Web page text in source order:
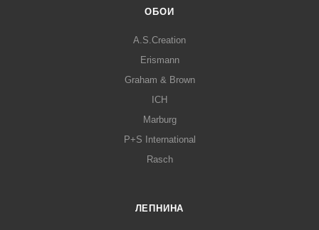
ОБОИ
A.S.Creation
Erismann
Graham & Brown
ICH
Marburg
P+S International
Rasch
ЛЕПНИНА